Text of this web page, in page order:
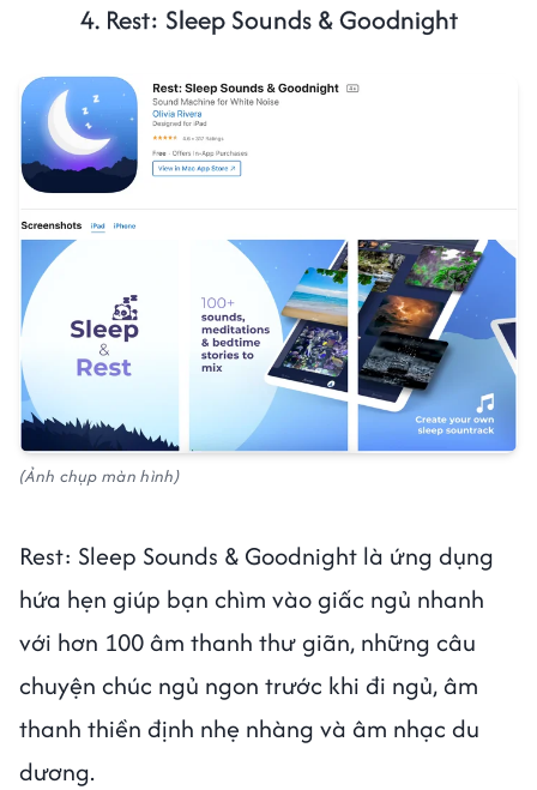
4. Rest: Sleep Sounds & Goodnight
(Ảnh chụp màn hình)
Rest: Sleep Sounds & Goodnight là ứng dụng
hứa hẹn giúp bạn chìm vào giấc ngủ nhanh
với hơn 100 âm thanh thư giãn, những câu
chuyện chúc ngủ ngon trước khi đi ngủ, âm
thanh thiền định nhẹ nhàng và âm nhạc du
dương.